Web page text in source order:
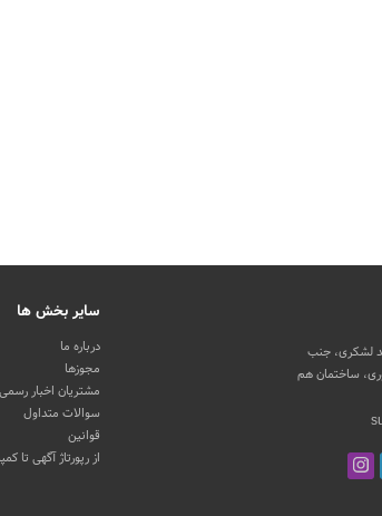
لشکری، جنب
ساختمان هم
سایر بخش ها
درباره ما
مجوزها
مشتریان اخبار رسمی
سوالات متداول
قوانین
از رپورتاژ آگهی تا